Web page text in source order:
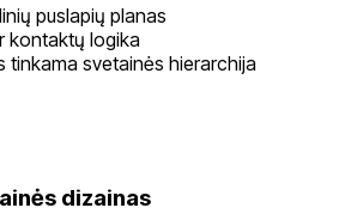
puslapių planas
kontaktų logika
tinkama svetainės hierarchija
dizainas